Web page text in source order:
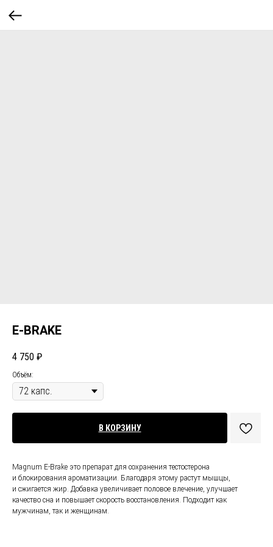
E-BRAKE
4 750 ₽
Объём:
В КОРЗИНУ
Magnum E-Brake это препарат для сохранения тестостерона
и блокирования ароматизации. Благодаря этому растут мышцы,
и сжигается жир. Добавка увеличивает половое влечение, улучшает
качество сна и повышает скорость восстановления. Подходит как
мужчинам, так и женщинам.